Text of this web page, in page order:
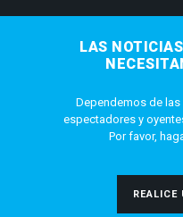
LAS
Dependemos de
espectadores y
Por favor,
REALICE